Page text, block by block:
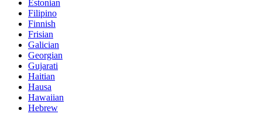
Estonian
Filipino
Finnish
Frisian
Galician
Georgian
Gujarati
Haitian
Hausa
Hawaiian
Hebrew